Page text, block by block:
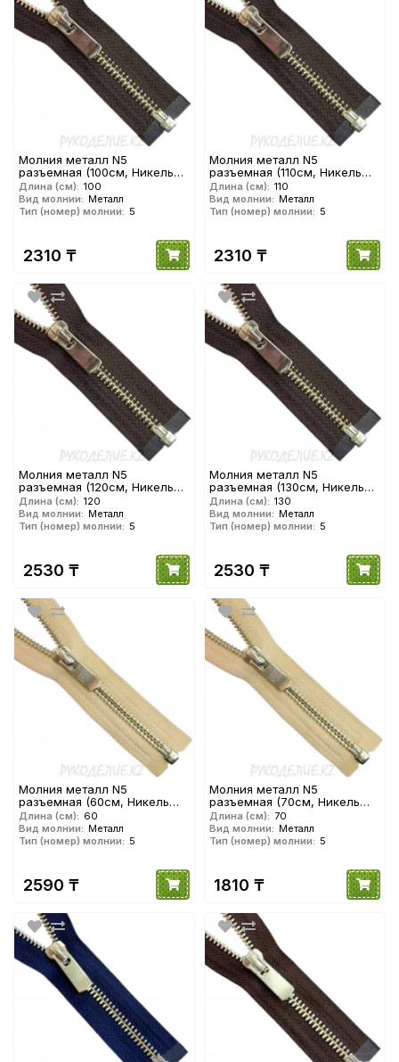
Молния металл N5
разъемная (100см, Никель
глянец) YKK
Длина (см): 100
Вид молнии: Металл
Тип (номер) молнии: 5
2310 ₸
Молния металл N5
разъемная (110см, Никель
глянец) YKK
Длина (см): 110
Вид молнии: Металл
Тип (номер) молнии: 5
2310 ₸
Молния металл N5
разъемная (120см, Никель
глянец) YKK
Длина (см): 120
Вид молнии: Металл
Тип (номер) молнии: 5
2530 ₸
Молния металл N5
разъемная (130см, Никель
глянец) YKK
Длина (см): 130
Вид молнии: Металл
Тип (номер) молнии: 5
2530 ₸
Молния металл N5
разъемная (60см, Никель
матовый) YKK
Длина (см): 60
Вид молнии: Металл
Тип (номер) молнии: 5
2590 ₸
Молния металл N5
разъемная (70см, Никель
матовый) YKK
Длина (см): 70
Вид молнии: Металл
Тип (номер) молнии: 5
1810 ₸